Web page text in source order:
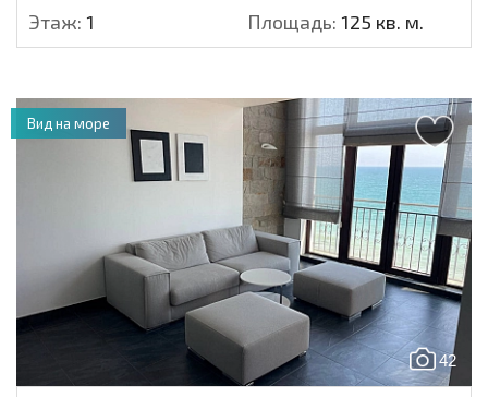
Этаж: 1 Площадь: 125 кв. м.
42
Вид на море